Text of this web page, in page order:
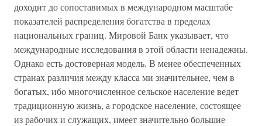
доходит до сопоставимых в международном масштабе
показателей распределения богатства в пределах
национальных границ. Мировой Банк указывает, что
международные исследования в этой области ненадежны.
Однако есть достоверная модель. В менее обеспеченных
странах различия между класса ми значительнее, чем в
богатых, ибо многочисленное сельское население ведет
традиционную жизнь, а городское население, состоящее
из рабочих и служащих, имеет значительно большие